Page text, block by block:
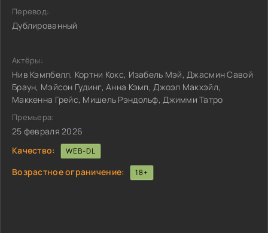
Перевод:
Дублированный
Актёры:
Нив Кэмпбелл, Кортни Кокс, Изабель Мэй, Джасмин Савой
Браун, Мэйсон Гудинг, Анна Кэмп, Джоэл Макхэйл,
Маккенна Грейс, Мишель Рэндольф, Джимми Татро
Премьера:
25 февраля 2026
Качество:
WEB-DL
Возрастное ограничение: 18+